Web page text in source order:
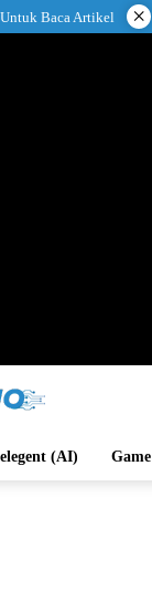
Baca Artikel ×
(AI) Game